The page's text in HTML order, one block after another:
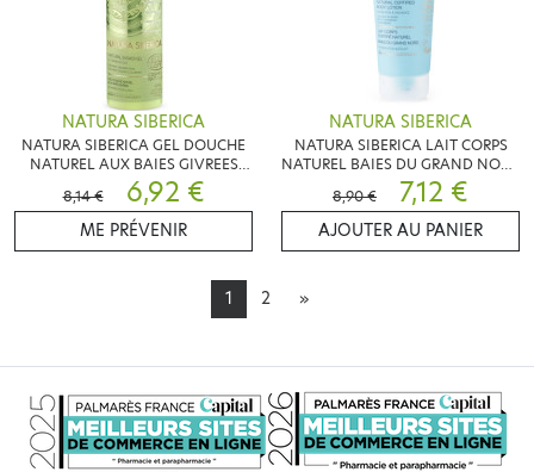
NATURA SIBERICA
NATURA SIBERICA GEL DOUCHE
NATUREL AUX BAIES GIVREES
400ML
8,14 € 6,92 €
ME PRÉVENIR
NATURA SIBERICA
NATURA SIBERICA LAIT CORPS
NATUREL BAIES DU GRAND NORD
200ML
8,90 € 7,12 €
AJOUTER AU PANIER
1 2 »